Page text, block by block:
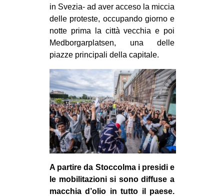
GENERI
MIGRAZIONI
PRECARIATO
REPRESSIONE
STUDENTI
CULTURE
ARTE
CINEMA
MANIFESTI
MUSICA
RECENSIONI
in Svezia- ad aver acceso la miccia
delle proteste, occupando giorno e
notte prima la città vecchia e poi
Medborgarplatsen, una delle
piazze principali della capitale.
A partire da Stoccolma i presidi e
le mobilitazioni si sono diffuse a
macchia d’olio in tutto il paese.